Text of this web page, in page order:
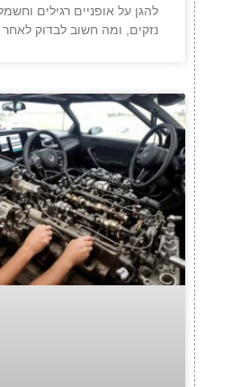
להגן על אופניים רגילים
נזקים, ומה חשוב לבדוק לאחר